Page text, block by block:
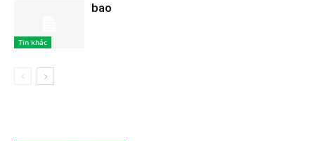
Tin khác
bao